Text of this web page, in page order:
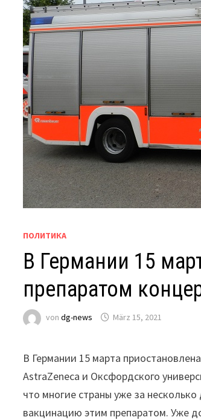
ПОЛИТИКА
В Германии 15
препаратом
vondg-news März 15, 2021
В Германии 15 марта
AstraZeneca и Оксфордского
что многие страны уже за
вакцинацию этим препаратом. Уже